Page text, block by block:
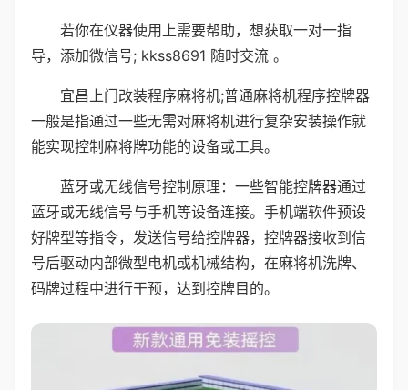
若你在仪器使用上需要帮助，想获取一对一指
导，添加微信号; kkss8691 随时交流 。
宜昌上门改装程序麻将机;普通麻将机程序控牌器
一般是指通过一些无需对麻将机进行复杂安装操作就
能实现控制麻将牌功能的设备或工具。
蓝牙或无线信号控制原理：一些智能控牌器通过
蓝牙或无线信号与手机等设备连接。手机端软件预设
好牌型等指令，发送信号给控牌器，控牌器接收到信
号后驱动内部微型电机或机械结构，在麻将机洗牌、
码牌过程中进行干预，达到控牌目的。